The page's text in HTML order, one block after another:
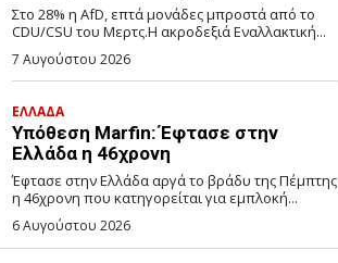
Στο 28% η AfD, επτά μονάδες μπροστά από το
CDU/CSU του Μερτς.Η ακροδεξιά Εναλλακτική...
7 Αυγούστου 2026
ΕΛΛΑΔΑ
Υπόθεση Marfin: Έφτασε στην
Ελλάδα η 46χρονη
Έφτασε στην Ελλάδα αργά το βράδυ της Πέμπτης
η 46χρονη που κατηγορείται για εμπλοκή...
6 Αυγούστου 2026